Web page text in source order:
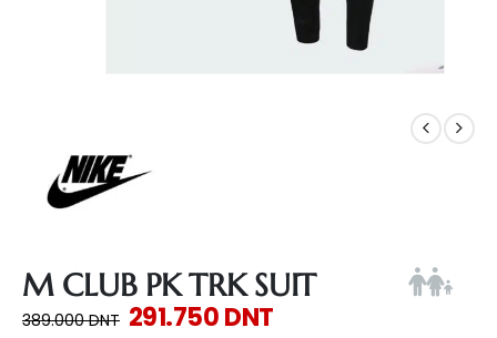
M CLUB PK TRK SUIT
389.000DNT 291.750DNT